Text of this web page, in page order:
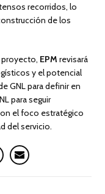
recorridos, lo
de los
proyecto, EPM revisará
y el potencial
GNL para definir en
para seguir
el foco estratégico
del servicio.